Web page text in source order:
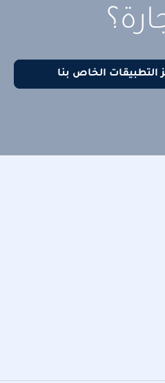
التطبيقات الخاص بنا